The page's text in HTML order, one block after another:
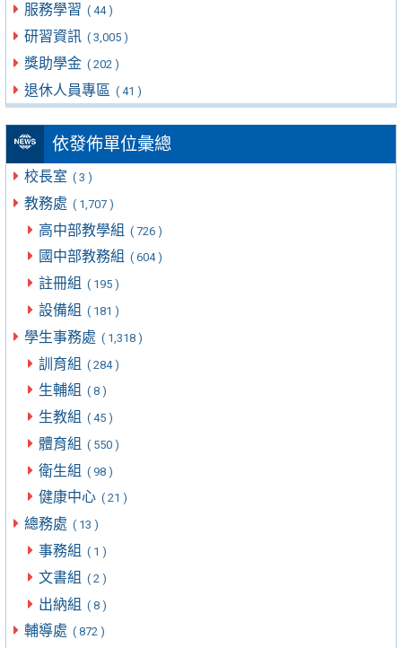
服務學習 ( 44 )
研習資訊 ( 3,005 )
獎助學金 ( 202 )
退休人員專區 ( 41 )
依發佈單位彙總
校長室 ( 3 )
教務處 ( 1,707 )
高中部教學組 ( 726 )
國中部教務組 ( 604 )
註冊組 ( 195 )
設備組 ( 181 )
學生事務處 ( 1,318 )
訓育組 ( 284 )
生輔組 ( 8 )
生教組 ( 45 )
體育組 ( 550 )
衛生組 ( 98 )
健康中心 ( 21 )
總務處 ( 13 )
事務組 ( 1 )
文書組 ( 2 )
出納組 ( 8 )
輔導處 ( 872 )